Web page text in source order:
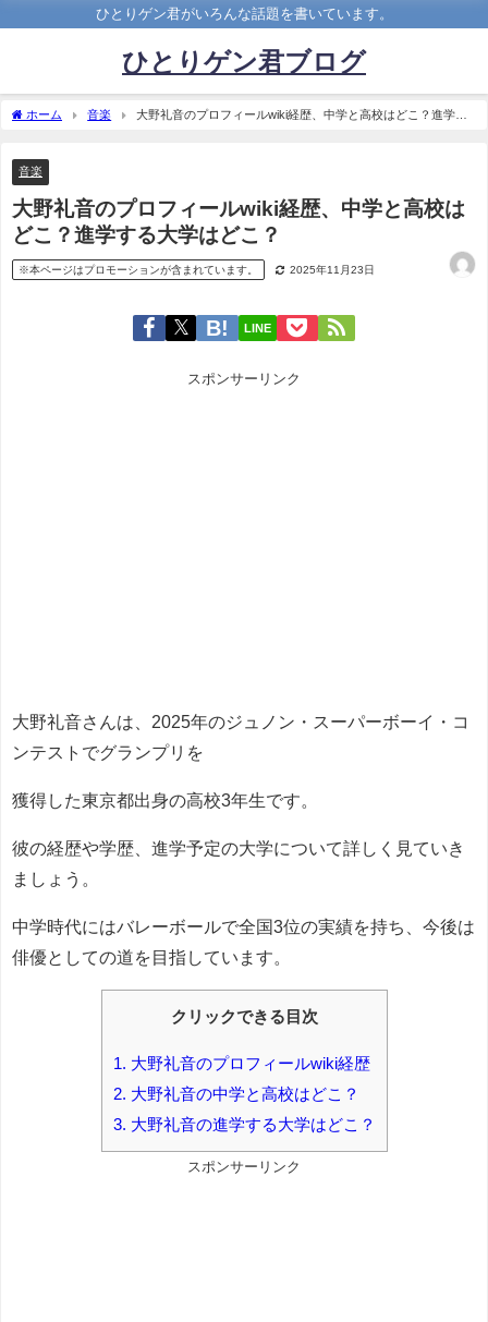
ひとりゲン君がいろんな話題を書いています。
ひとりゲン君ブログ
ホーム 音楽
大野礼音のプロフィールwiki経歴、中学と高校はどこ？進学す
音楽
大野礼音のプロフィールwiki経歴、中学と高校は
どこ？進学する大学はどこ？
※本ページはプロモーションが含まれています。 2025年11月23日
LINE
スポンサーリンク
大野礼音さんは、2025年のジュノン・スーパーボーイ・コ
ンテストでグランプリを
獲得した東京都出身の高校3年生です。
彼の経歴や学歴、進学予定の大学について詳しく見ていき
ましょう。
中学時代にはバレーボールで全国3位の実績を持ち、今後は
俳優としての道を目指しています。
クリックできる目次
1. 大野礼音のプロフィールwiki経歴
2. 大野礼音の中学と高校はどこ？
3. 大野礼音の進学する大学はどこ？
スポンサーリンク